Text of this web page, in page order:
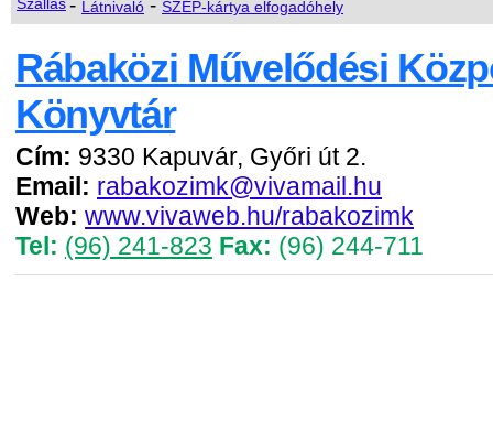
- Látnivaló - SZÉP-kártya elfogadóhely
Rábaközi Művelődési
Könyvtár
Cím: 9330 Kapuvár, Győri út 2.
Email: rabakozimk@vivamail.hu
Web: www.vivaweb.hu/rabakozimk
Tel: (96) 241-823 Fax: (96) 244-711